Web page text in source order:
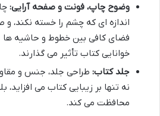
وضوح چاپ، فونت و صفحه آرایی:
اندازه ای که چشم را خسته نکند،
فضای کافی بین خطوط و حاشیه ها
خوانایی کتاب تأثیر می گذارند.
جلد کتاب: طراحی جلد، جنس و
نه تنها بر زیبایی کتاب می افزاید،
محافظت می کند.